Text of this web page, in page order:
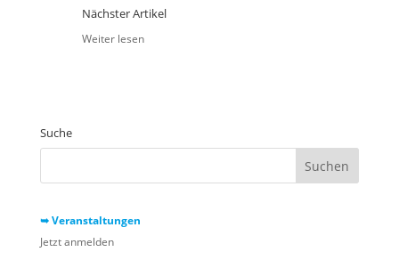
Nächster Artikel
Weiter lesen
Suche
➥ Veranstaltungen
Jetzt anmelden